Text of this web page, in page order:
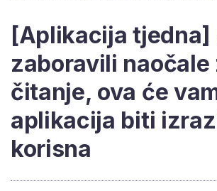
[Aplikacija tjedna]
zaboravili naočale
čitanje, ova će
aplikacija biti
korisna